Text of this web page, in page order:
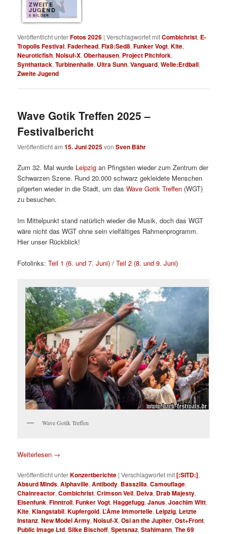
ZWEITE
JUGEND
8 BILDER
Veröffentlicht unterFotos 2026 |Verschlagwortet mitCombichrist, E-
Tropolis Festival,Faderhead,Fix8:Sed8,Funker Vogt,Kite,
Neuroticfish,Noisuf-X,Oberhausen, Project Pitchfork,
Synthattack,Turbinenhalle, Ultra Sunn,Vanguard,Welle:Erdball,
Zweite Jugend
Wave Gotik Treffen 2025 –
Festivalbericht
Veröffentlicht am15. Juni 2025vonSven Bähr
Zum 32. Mal wurde Leipzig an Pfingsten wieder zum Zentrum der
Schwarzen Szene. Rund 20.000 schwarz gekleidete Menschen
pilgerten wieder in die Stadt, um dasWave Gotik Treffen (WGT)
zu besuchen.
Im Mittelpunkt stand natürlich wieder die Musik, doch das WGT
wäre nicht das WGT ohne sein vielfältiges Rahmenprogramm.
Hier unser Rückblick!
Fotolinks:Teil 1 (6. und 7. Juni) /Teil 2 (8. und 9. Juni)
Wave Gotik Treffen
Weiterlesen →
Veröffentlicht unterKonzertberichte |Verschlagwortet mit[:SITD:],
Absurd Minds,Alphaville,Antibody, Basszilla,Camouflage,
Chainreactor,Combichrist,Crimson Veil, Delva, Drab Majesty,
Eisenfunk,Finntroll,Funker Vogt,Haggefugg,Janus,Joachim Witt,
Kite,Klangstabil,Kupfergold, L’Âme Immortelle, Leipzig, Letzte
Instanz,New Model Army,Noisuf-X,Osi an the Jupiter,Ost+Front,
Public Image Ltd,Silke Bischoff,Spetsnaz,Stahlmann,The 69